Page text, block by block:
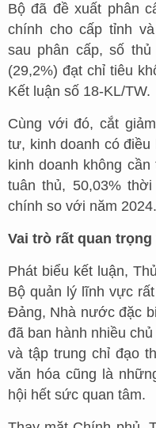
Bộ đã đề xuất phân
chính cho cấp tỉnh
sau phân cấp, số
(29,2%) đạt chỉ tiêu
Kết luận số 18-KL/TW.
Cùng với đó, cắt
tư, kinh doanh có điều
kinh doanh không
tuân thủ, 50,03%
chính so với năm 2024.
Vai trò rất quan
Phát biểu kết luận,
Bộ quản lý lĩnh vực
Đảng, Nhà nước đặc
đã ban hành nhiều
và tập trung chỉ đạo
văn hóa cũng là
hội hết sức quan tâm.